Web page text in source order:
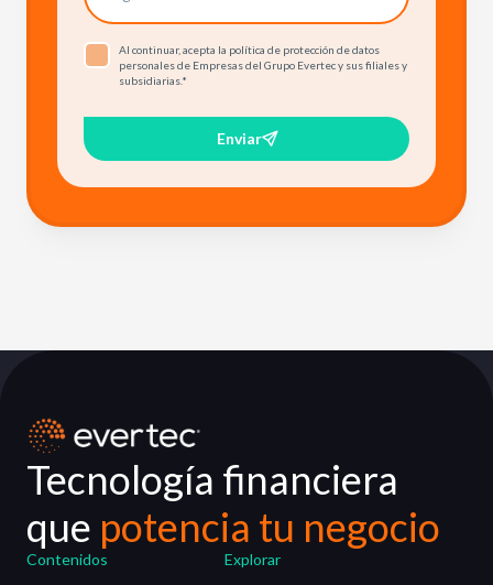
Al continuar, acepta la política de protección de datos
personales de Empresas del Grupo Evertec y sus filiales y
subsidiarias.*
Enviar
Tecnología financiera
que potencia tu negocio
Contenidos
Explorar